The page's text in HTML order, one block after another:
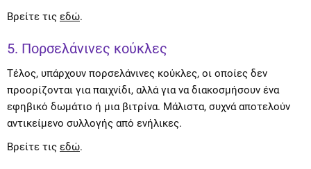
Βρείτε τις εδώ.
5. Πορσελάνινες κούκλες
Τέλος, υπάρχουν πορσελάνινες κούκλες, οι οποίες δεν
προορίζονται για παιχνίδι, αλλά για να διακοσμήσουν ένα
εφηβικό δωμάτιο ή μια βιτρίνα. Μάλιστα, συχνά αποτελούν
αντικείμενο συλλογής από ενήλικες.
Βρείτε τις εδώ.